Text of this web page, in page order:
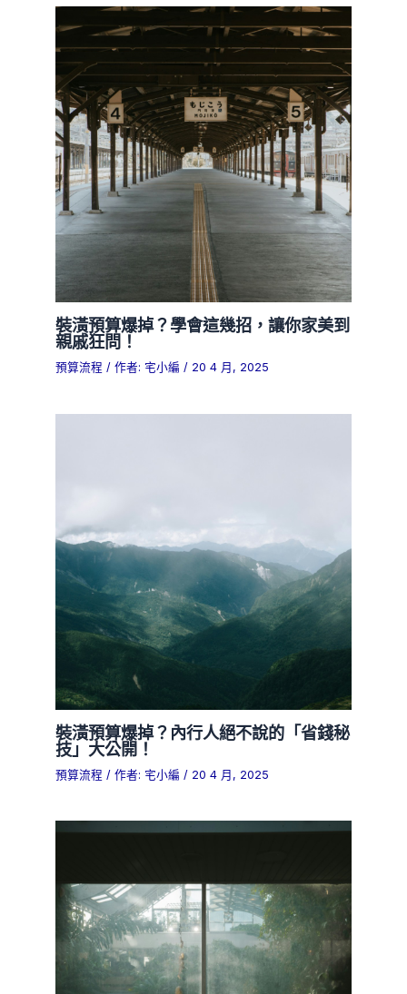
裝潢預算爆掉？學會這幾招，讓你家美到
親戚狂問！
預算流程 / 作者: 宅小編/ 20 4 月, 2025
裝潢預算爆掉？內行人絕不說的「省錢秘
技」大公開！
預算流程 / 作者: 宅小編/ 20 4 月, 2025